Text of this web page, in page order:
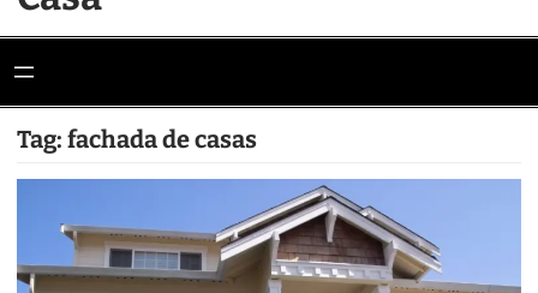
Tag: fachada de casas